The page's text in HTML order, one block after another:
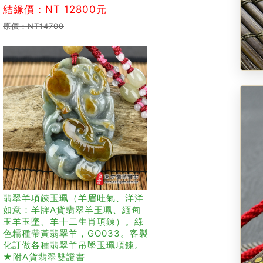
結緣價：NT 12800元
原價：NT14700
翡翠羊項鍊玉珮（羊眉吐氣、洋洋
如意：羊牌A貨翡翠羊玉珮、緬甸
玉羊玉墜、羊十二生肖項鍊）。綠
色糯種帶黃翡翠羊，GO033。客製
化訂做各種翡翠羊吊墜玉珮項鍊。
★附A貨翡翠雙證書